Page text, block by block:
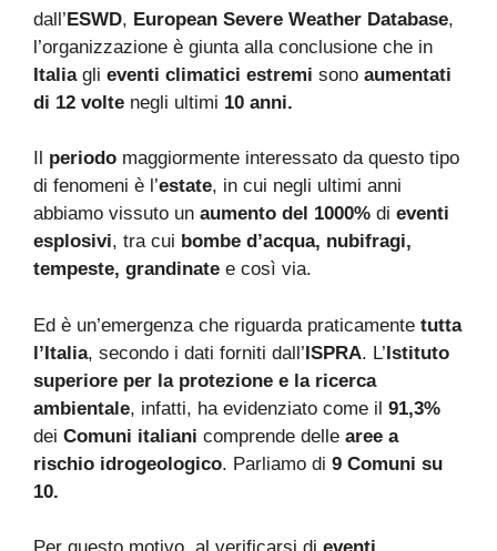
dall’ESWD, European Severe Weather Database,
l’organizzazione è giunta alla conclusione che in
Italiagli eventi climatici estremi sono aumentati
di 12 volte negli ultimi 10 anni.
periodo maggiormente interessato da questo tipo
di fenomeni è l’estate, in cui negli ultimi anni
abbiamo vissuto un aumento del 1000% di eventi
esplosivi, tra cui bombe d’acqua, nubifragi,
tempeste, grandinate e così via.
Ed è un’emergenza che riguarda praticamente tutta
l’Italia, secondo i dati forniti dall’ISPRA. L’Istituto
superiore per la protezione e la ricerca
ambientale, infatti, ha evidenziato come il 91,3%
dei Comuni italiani comprende delle aree a
rischio idrogeologico. Parliamo di 9 Comuni su
10.